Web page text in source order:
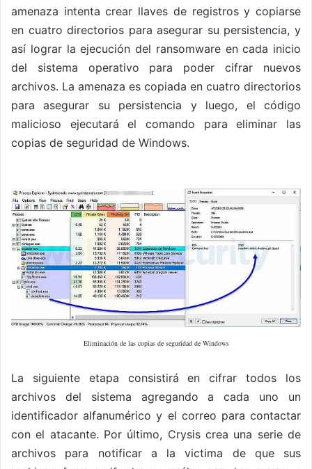
amenaza intenta crear llaves de registros y copiarse
en cuatro directorios para asegurar su persistencia, y
así lograr la ejecución del ransomware en cada inicio
del sistema operativo para poder cifrar nuevos
archivos. La amenaza es copiada en cuatro directorios
para asegurar su persistencia y luego, el código
malicioso ejecutará el comando para eliminar las
copias de seguridad de Windows.
Eliminación de las copias de seguridad de Windows
La siguiente etapa consistirá en cifrar todos los
archivos del sistema agregando a cada uno un
identificador alfanumérico y el correo para contactar
con el atacante. Por último, Crysis crea una serie de
archivos para notificar a la victima de que sus